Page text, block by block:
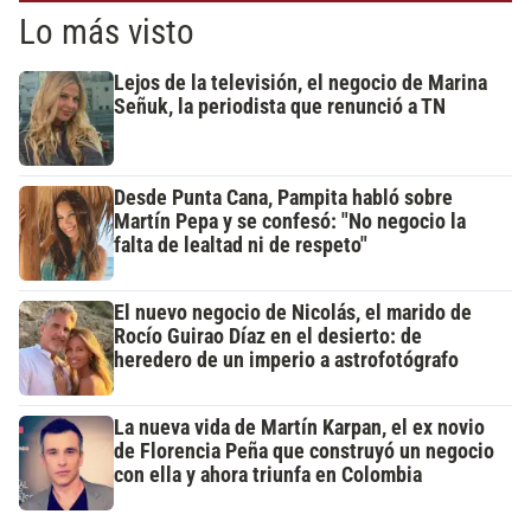
Lo más visto
Lejos de la televisión, el negocio de Marina
Señuk, la periodista que renunció a TN
Desde Punta Cana, Pampita habló sobre
Martín Pepa y se confesó: "No negocio la
falta de lealtad ni de respeto"
El nuevo negocio de Nicolás, el marido de
Rocío Guirao Díaz en el desierto: de
heredero de un imperio a astrofotógrafo
La nueva vida de Martín Karpan, el ex novio
de Florencia Peña que construyó un negocio
con ella y ahora triunfa en Colombia